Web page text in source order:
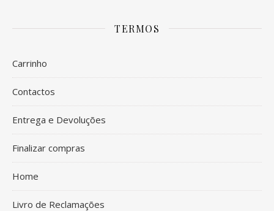
TERMOS
Carrinho
Contactos
Entrega e Devoluções
Finalizar compras
Home
Livro de Reclamações